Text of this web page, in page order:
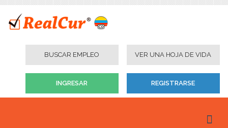
BUSCAR EMPLEO VER UNA HOJA DE VIDA
INGRESAR REGISTRARSE